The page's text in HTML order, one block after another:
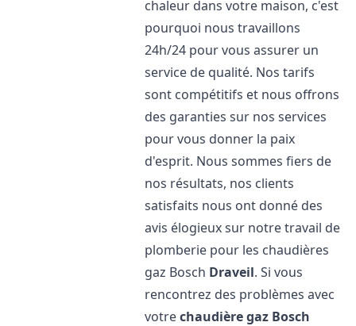
chaleur dans votre maison, c'est
pourquoi nous travaillons
24h/24 pour vous assurer un
service de qualité. Nos tarifs
sont compétitifs et nous offrons
des garanties sur nos services
pour vous donner la paix
d'esprit. Nous sommes fiers de
nos résultats, nos clients
satisfaits nous ont donné des
avis élogieux sur notre travail de
plomberie pour les chaudières
gaz Bosch Draveil. Si vous
rencontrez des problèmes avec
votrechaudière gaz Bosch